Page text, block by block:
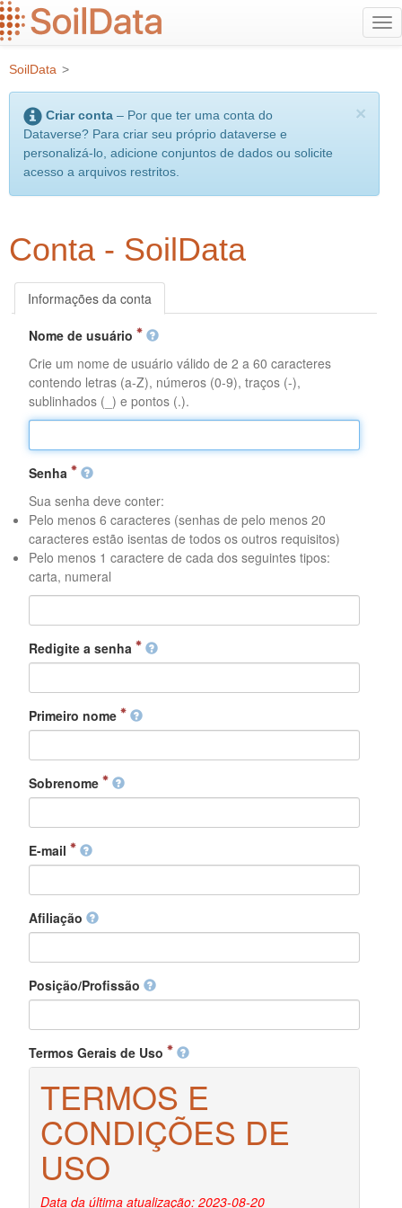
Ir
para
conteúdo
principal
SoilData >
×
Criar conta – Por que ter uma conta do
Dataverse? Para criar seu próprio dataverse e
personalizá-lo, adicione conjuntos de dados ou solicite
acesso a arquivos restritos.
Conta - SoilData
Informações da conta
Nome de usuário
Crie um nome de usuário válido de 2 a 60 caracteres
contendo letras (a-Z), números (0-9), traços (-),
sublinhados (_) e pontos (.).
Senha
Sua senha deve conter:
Pelo menos 6 caracteres (senhas de pelo menos 20
caracteres estão isentas de todos os outros requisitos)
Pelo menos 1 caractere de cada dos seguintes tipos:
carta, numeral
Redigite a senha
Primeiro nome
Sobrenome
E-mail
Afiliação
Posição/Profissão
Termos Gerais de Uso
TERMOS E
CONDIÇÕES DE
USO
Data da última atualização: 2023-08-20